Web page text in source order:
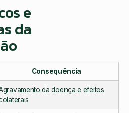
e
da
Consequência
da doença e efeitos